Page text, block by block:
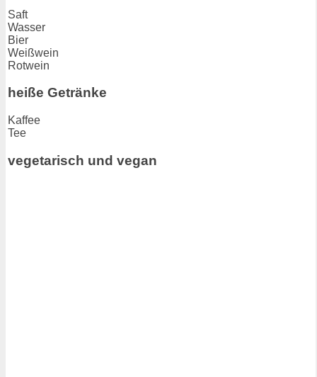
Saft
Wasser
Bier
Weißwein
Rotwein
heiße Getränke
Kaffee
Tee
vegetarisch und vegan